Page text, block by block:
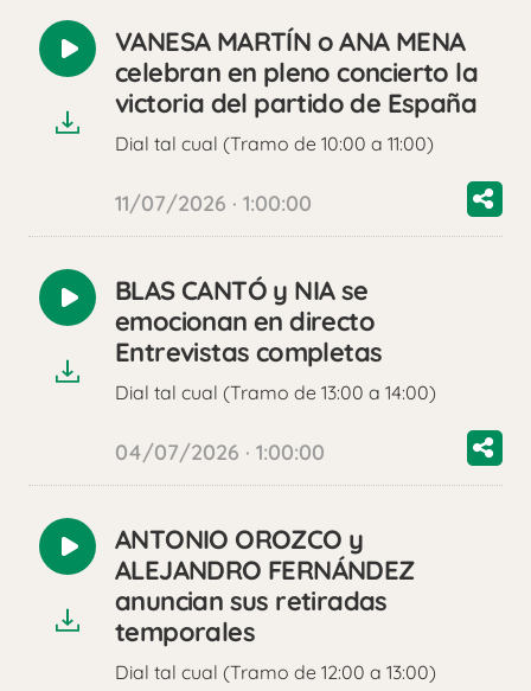
Reproducir
audio
VANESA MARTÍN o ANA MENA
celebran en pleno concierto la
victoria del partido de España
Dial tal cual (Tramo de 10:00 a 11:00)
11/07/2026 · 1:00:00
Reproducir
audio
BLAS CANTÓ y NIA se
emocionan en directo
Entrevistas completas
Dial tal cual (Tramo de 13:00 a 14:00)
04/07/2026 · 1:00:00
Reproducir
audio
ANTONIO OROZCO y
ALEJANDRO FERNÁNDEZ
anuncian sus retiradas
temporales
Dial tal cual (Tramo de 12:00 a 13:00)